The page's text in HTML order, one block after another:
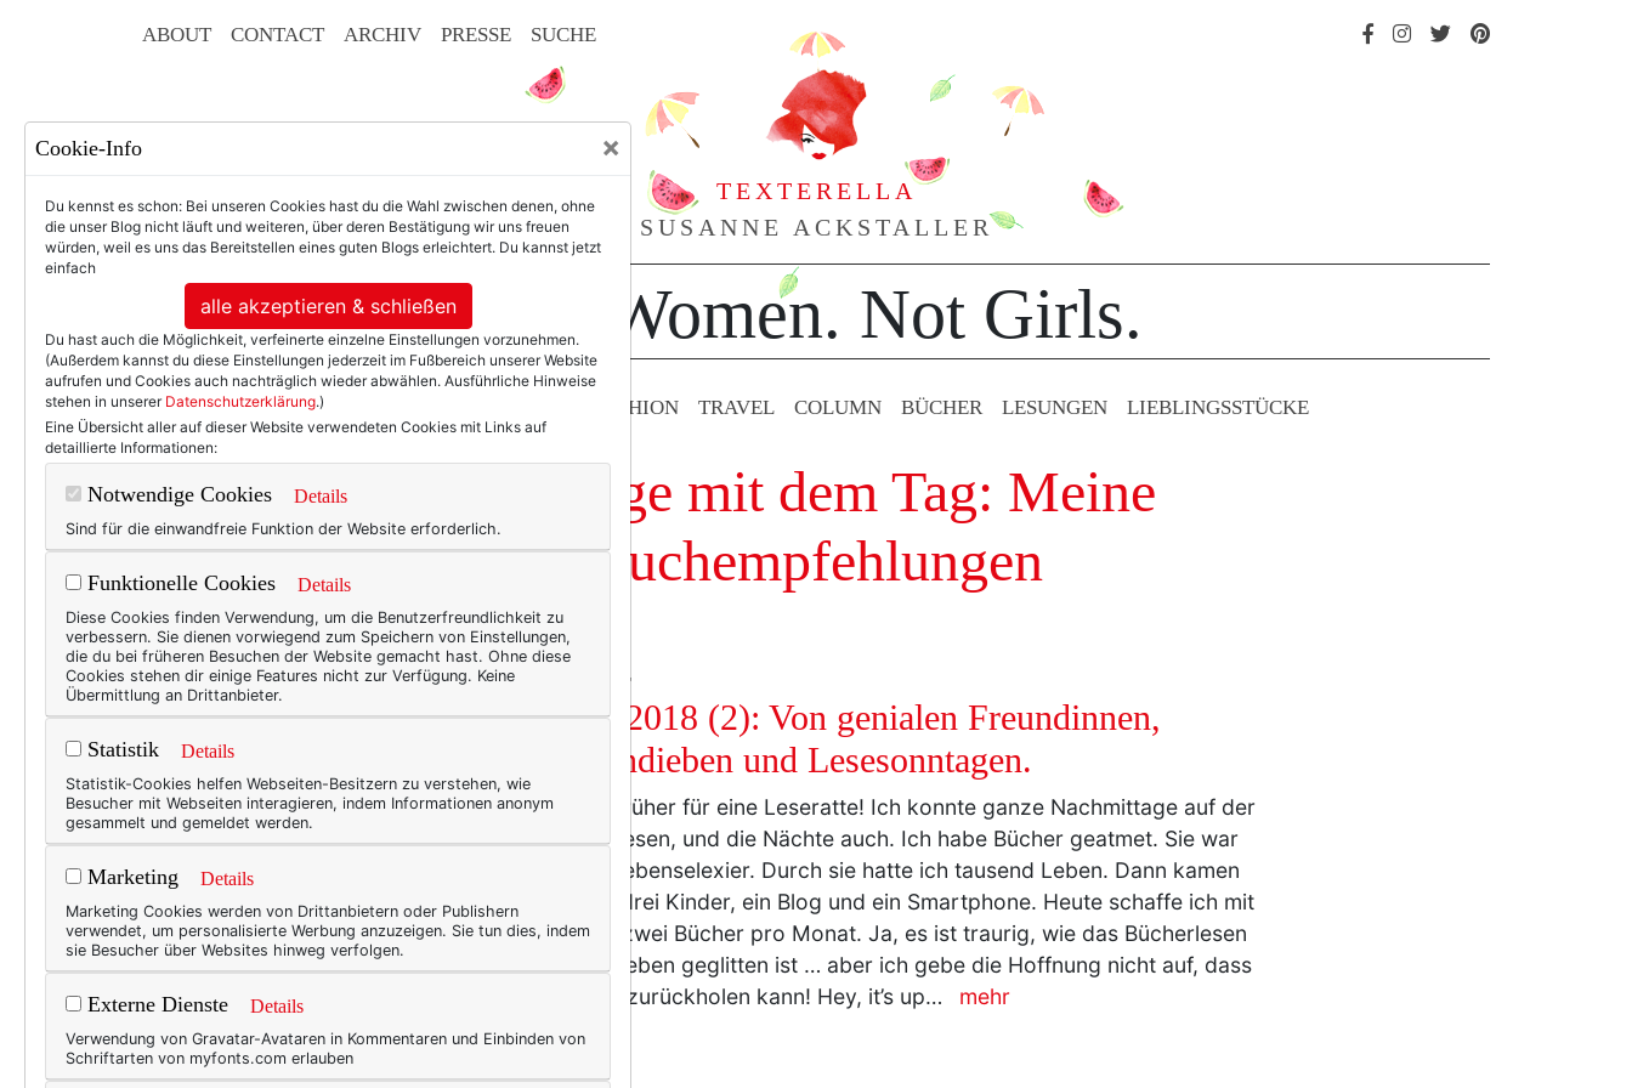
ABOUT CONTACT ARCHIV PRESSE SUCHE
TEXTERELLA
SUSANNE ACKSTALLER
For Women. Not Girls.
BEAUTY & FASHION TRAVEL COLUMN BÜCHER LESUNGEN LIEBLINGS­STÜCKE
Einträge mit dem Tag: Meine
Buchempfehlungen
50+ LIFESTYLE
Leseliste 2018 (2): Von genialen Freundinnen,
Schwanendieben und Lesesonntagen.
Was war ich früher für eine Leseratte! Ich konnte ganze Nachmittage auf der
Couch durchlesen, und die Nächte auch. Ich habe Bücher geatmet. Sie war
für mich ein Lebenselexier. Durch sie hatte ich tausend Leben. Dann kamen
das Internet, drei Kinder, ein Blog und ein Smartphone. Heute schaffe ich mit
Glück ein bis zwei Bücher pro Monat. Ja, es ist traurig, wie das Bücherlesen
aus meinem Leben geglitten ist … aber ich gebe die Hoffnung nicht auf, dass
ich es wieder zurückholen kann! Hey, it’s up…
mehr
Cookie-Info ×
Du kennst es schon: Bei unseren Cookies hast du die Wahl zwischen denen, ohne
die unser Blog nicht läuft und weiteren, über deren Bestätigung wir uns freuen
würden, weil es uns das Bereitstellen eines guten Blogs erleichtert. Du kannst jetzt
einfach
alle akzeptieren & schließen
Du hast auch die Möglichkeit, verfeinerte einzelne Einstellungen vorzunehmen.
(Außerdem kannst du diese Einstellungen jederzeit im Fußbereich unserer Website
aufrufen und Cookies auch nachträglich wieder abwählen. Ausführliche Hinweise
stehen in unserer Datenschutzerklärung.)
Eine Übersicht aller auf dieser Website verwendeten Cookies mit Links auf
detaillierte Informationen:
Notwendige Cookies Details
Sind für die einwandfreie Funktion der Website erforderlich.
Funktionelle Cookies Details
Diese Cookies finden Verwendung, um die Benutzerfreundlichkeit zu
verbessern. Sie dienen vorwiegend zum Speichern von Einstellungen,
die du bei früheren Besuchen der Website gemacht hast. Ohne diese
Cookies stehen dir einige Features nicht zur Verfügung. Keine
Übermittlung an Drittanbieter.
Statistik Details
Statistik-Cookies helfen Webseiten-Besitzern zu verstehen, wie
Besucher mit Webseiten interagieren, indem Informationen anonym
gesammelt und gemeldet werden.
Marketing Details
Marketing Cookies werden von Drittanbietern oder Publishern
verwendet, um personalisierte Werbung anzuzeigen. Sie tun dies, indem
sie Besucher über Websites hinweg verfolgen.
Externe Dienste Details
Verwendung von Gravatar-Avataren in Kommentaren und Einbinden von
Schriftarten von myfonts.com erlauben